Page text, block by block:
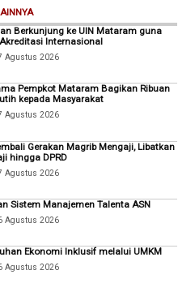
Berkunjung ke UIN Mataram guna
Internasional
Agustus 2026
Pempkot Mataram Bagikan Ribuan
kepada Masyarakat
Agustus 2026
Gerakan Magrib Mengaji, Libatkan
hingga DPRD
Agustus 2026
Sistem Manajemen Talenta ASN
Agustus 2026
Ekonomi Inklusif melalui UMKM
Agustus 2026